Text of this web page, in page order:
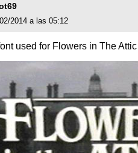
2014 a las 05:12
used for Flowers in The